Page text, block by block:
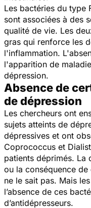
Les bactéries du type
sont associées à des
qualité de vie. Les
gras qui renforce les
l'inflammation.
l'apparition de
dépression.
Absence de
de dépression
Les chercheurs ont
sujets atteints de
dépressives et ont
Coprococcus et
patients déprimés. La
ou la conséquence
ne le sait pas. Mais
l’absence de ces
d’antidépresseurs.